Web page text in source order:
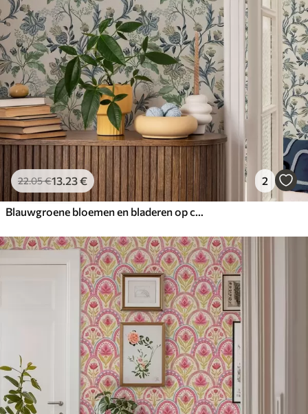
22.05€13.23€ 2
Blauwgroene bloemen en bladeren op crèmekleurige achtergrond